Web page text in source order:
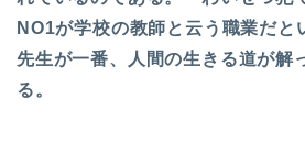
NO1が学校の教師と云う職業だと
先生が一番、人間の生きる道が解
る。